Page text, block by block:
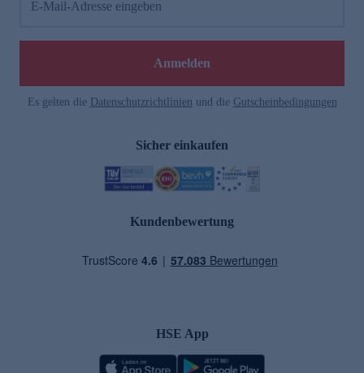
E-Mail-Adresse eingeben
Anmelden
Es gelten die Datenschutzrichtlinien und die Gutscheinbedingungen
Sicher einkaufen
Kundenbewertung
HSE App